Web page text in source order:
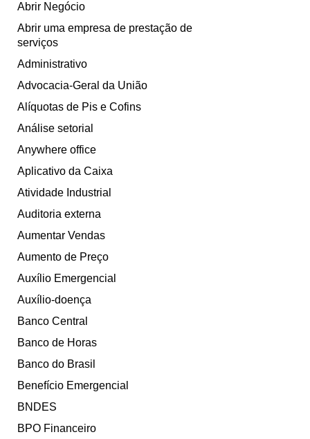
Abrir Negócio
Abrir uma empresa de prestação de
serviços
Administrativo
Advocacia-Geral da União
Alíquotas de Pis e Cofins
Análise setorial
Anywhere office
Aplicativo da Caixa
Atividade Industrial
Auditoria externa
Aumentar Vendas
Aumento de Preço
Auxílio Emergencial
Auxílio-doença
Banco Central
Banco de Horas
Banco do Brasil
Benefício Emergencial
BNDES
BPO Financeiro